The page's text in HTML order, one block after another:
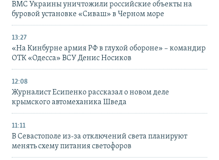
ВМС Украины уничтожили российские объекты на
буровой установке «Сиваш» в Черном море
13:27
«На Кинбурне армия РФ в глухой обороне» – командир
ОТК «Одесса» ВСУ Денис Носиков
12:08
Журналист Есипенко рассказал о новом деле
крымского автомеханика Шведа
11:11
В Севастополе из-за отключений света планируют
менять схему питания светофоров